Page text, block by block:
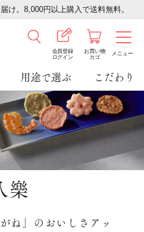
け。8,000円以上購入で送料無料。
会員登録
ログイン
お買い物
カゴ
メニュー
用途で選ぶ こだわり
樂
ね」のおいしさアッ